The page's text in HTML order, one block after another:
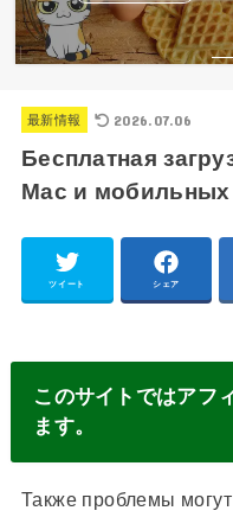
最新情報 2026.07.06
Бесплатная
Mac и мобильных
ツイート シェア
このサイトではアフ
ます。
Также проблемы могут